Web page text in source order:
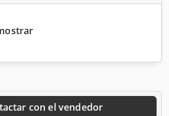
con el vendedor